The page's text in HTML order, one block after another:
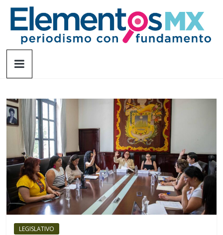
Saltar
contenido
Elementosmx
fundamento
LEGISLATIVO